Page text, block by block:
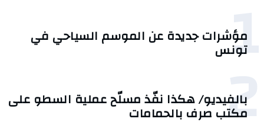
1
مؤشرات جديدة عن الموسم السياحي في
تونس
2
بالفيديو/ هكذا نفّذ مسلّح عملية السطو على
مكتب صرف بالحمامات